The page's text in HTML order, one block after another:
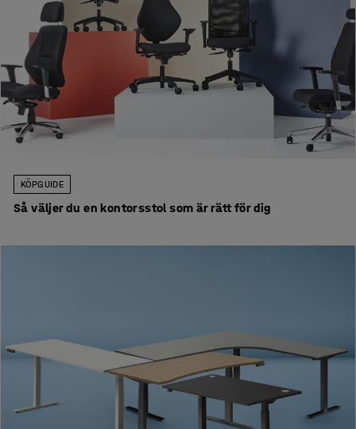
KÖPGUIDE
Så väljer du en kontorsstol som är rätt för dig